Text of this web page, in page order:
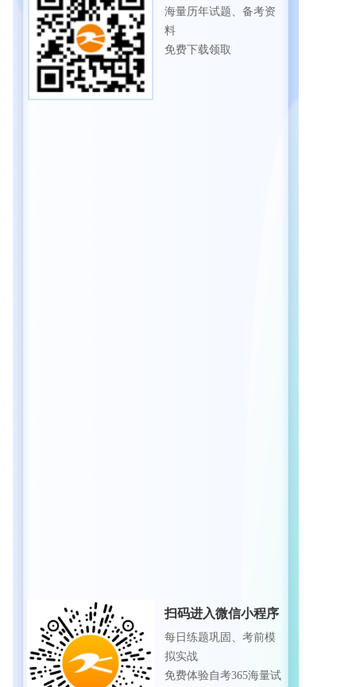
海量历年试题、备考资
料
免费下载领取
扫码进入微信小程序
每日练题巩固、考前模
拟实战
免费体验自考365海量试